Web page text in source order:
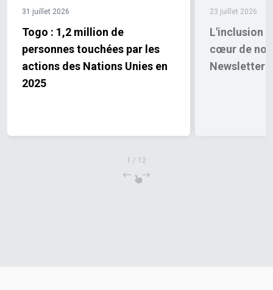
31 juillet 2026
Togo : 1,2 million de
personnes touchées par les
actions des Nations Unies en
2025
23 juillet 2026
L'inclusion
cœur de
Newsletter
1 / 12